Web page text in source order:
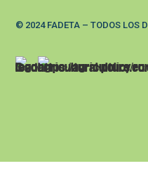
© 2024 FADETA – TODOS LOS